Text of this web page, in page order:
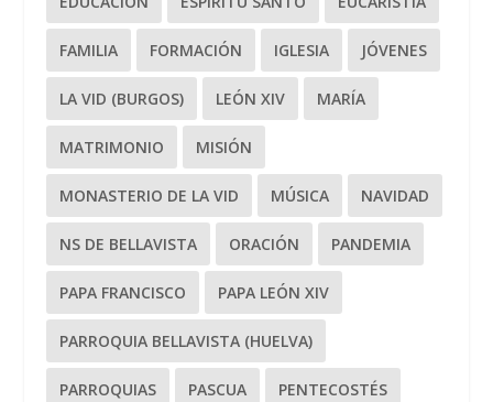
FAMILIA FORMACIÓN IGLESIA JÓVENES
LA VID (BURGOS) LEÓN XIV MARÍA
MATRIMONIO MISIÓN
MONASTERIO DE LA VID MÚSICA NAVIDAD
NS DE BELLAVISTA ORACIÓN PANDEMIA
PAPA FRANCISCO PAPA LEÓN XIV
PARROQUIA BELLAVISTA (HUELVA)
PARROQUIAS PASCUA PENTECOSTÉS